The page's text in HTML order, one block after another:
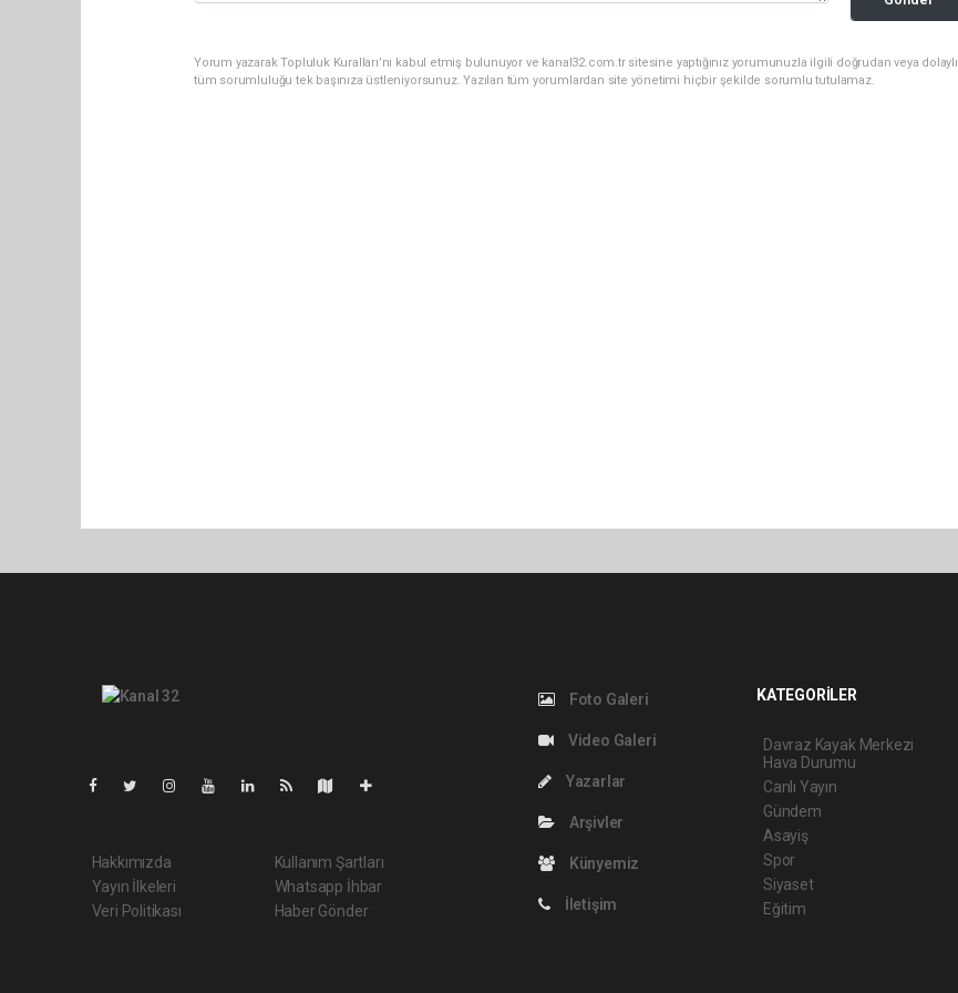
Yorum yazarak Topluluk Kuralları’nı kabul etmiş bulunuyor ve kanal32.com.tr sitesine yaptığınız yorumunuzla ilgili doğrudan veya dolaylı
tüm sorumluluğu tek başınıza üstleniyorsunuz. Yazılan tüm yorumlardan site yönetimi hiçbir şekilde sorumlu tutulamaz.
Hakkımızda
Yayın İlkeleri
Veri Politikası
Kullanım Şartları
Whatsapp İhbar
Haber Gönder
Foto Galeri
Video Galeri
Yazarlar
Arşivler
Künyemiz
İletişim
KATEGORİLER
Davraz Kayak Merkezi
Hava Durumu
Canlı Yayın
Gündem
Asayiş
Spor
Siyaset
Eğitim